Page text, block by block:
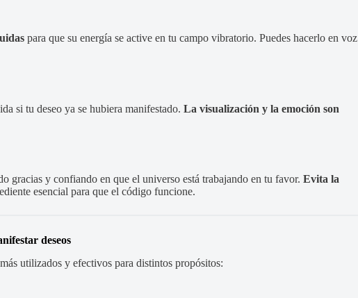
para que su energía se active en tu campo vibratorio. Puedes hacerlo en voz
si tu deseo ya se hubiera manifestado. La visualización y la emoción son
gracias y confiando en que el universo está trabajando en tu favor. Evita la
esencial para que el código funcione.
deseos
utilizados y efectivos para distintos propósitos: